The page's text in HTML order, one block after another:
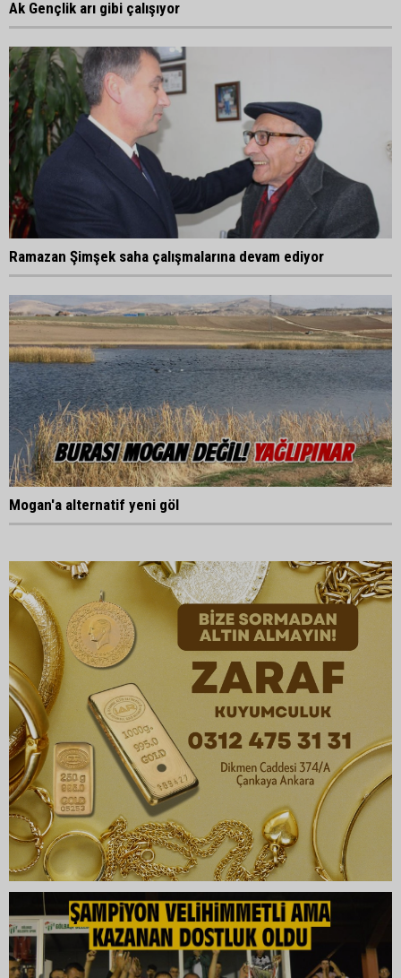
Ak Gençlik arı gibi çalışıyor
Ramazan Şimşek saha çalışmalarına devam ediyor
Mogan'a alternatif yeni göl